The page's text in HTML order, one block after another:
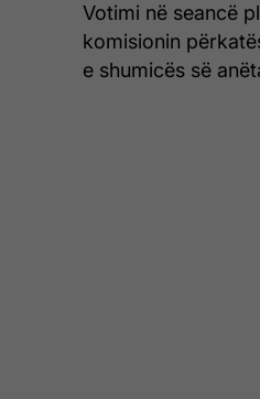
Votimi në seancë
komisionin
e shumicës së